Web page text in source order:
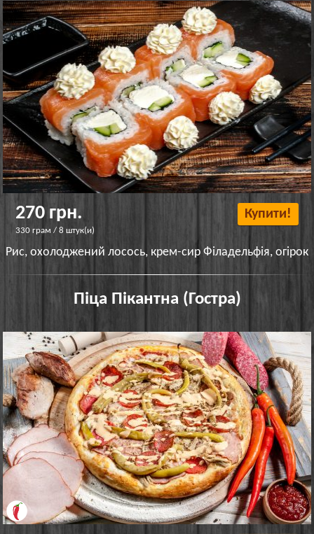
270 грн.
330 грам / 8 штук(и)
Купити!
Рис, охолоджений лосось, крем-сир Філадельфія, огірок
Піца Пікантна (Гостра)